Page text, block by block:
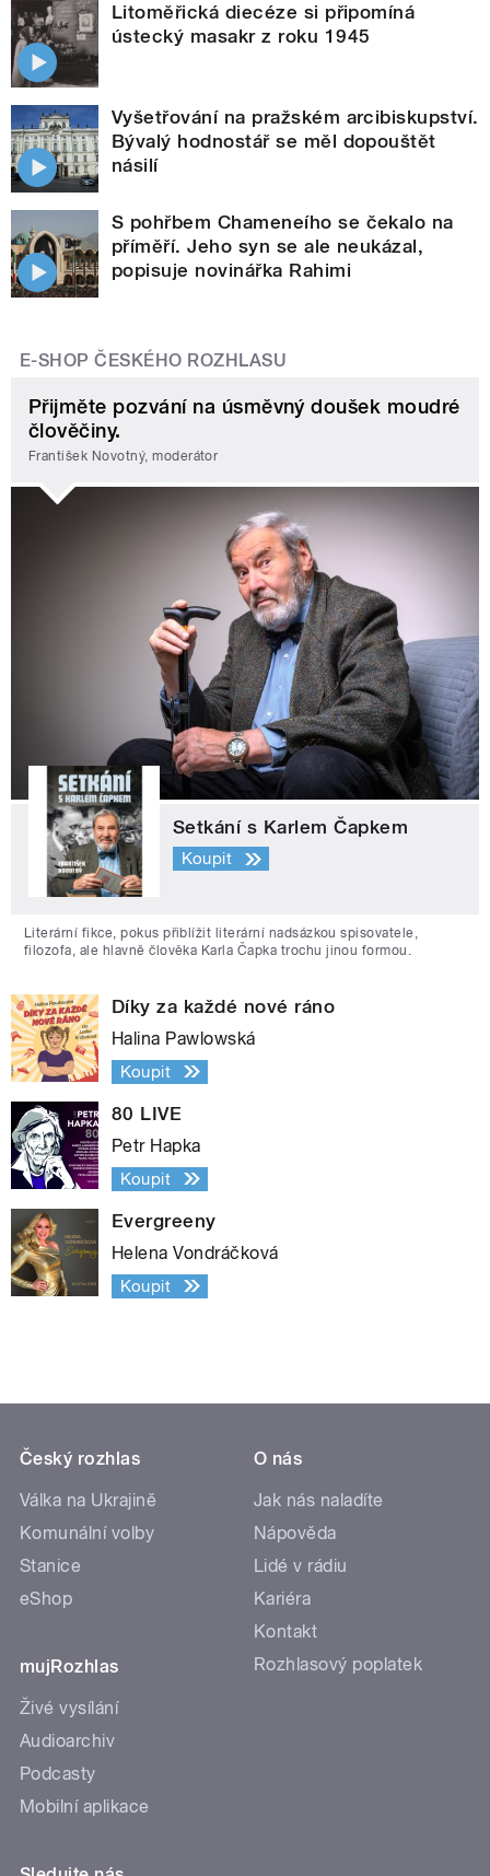
Litoměřická diecéze si připomíná
ústecký masakr z roku 1945
Vyšetřování na pražském arcibiskupství.
Bývalý hodnostář se měl dopouštět
násilí
S pohřbem Chameneího se čekalo na
příměří. Jeho syn se ale neukázal,
popisuje novinářka Rahimi
E-SHOP ČESKÉHO ROZHLASU
Přijměte pozvání na úsměvný doušek moudré
člověčiny.
František Novotný, moderátor
Setkání s Karlem Čapkem
Koupit
Literární fikce, pokus přiblížit literární nadsázkou spisovatele,
filozofa, ale hlavně člověka Karla Čapka trochu jinou formou.
Díky za každé nové ráno
Halina Pawlowská
Koupit
80 LIVE
Petr Hapka
Koupit
Evergreeny
Helena Vondráčková
Koupit
Český rozhlas
Válka na Ukrajině
Komunální volby
Stanice
eShop
mujRozhlas
Živé vysílání
Audioarchiv
Podcasty
Mobilní aplikace
O nás
Jak nás naladíte
Nápověda
Lidé v rádiu
Kariéra
Kontakt
Rozhlasový poplatek